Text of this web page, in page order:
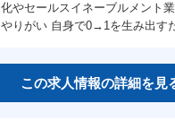
化やセールスイネーブルメント
やりがい 自身で0→1を生み出す
この求人情報の詳細を見